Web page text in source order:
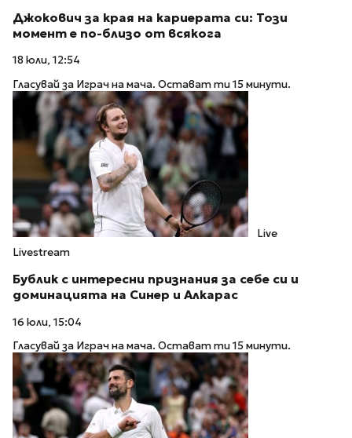
Джокович за края на кариерата си: Този
момент е по-близо от всякога
18 юли, 12:54
Гласувай за Играч на мача. Остават ти 15 минути.
Live
Livestream
Бублик с интересни признания за себе си и
доминацията на Синер и Алкарас
16 юли, 15:04
Гласувай за Играч на мача. Остават ти 15 минути.